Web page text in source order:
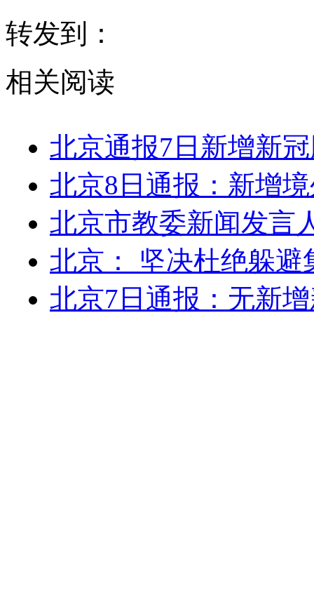
转发到：
相关阅读
北京通报7日新增新
北京8日通报：新增
北京市教委新闻发言
北京： 坚决杜绝躲
北京7日通报：无新